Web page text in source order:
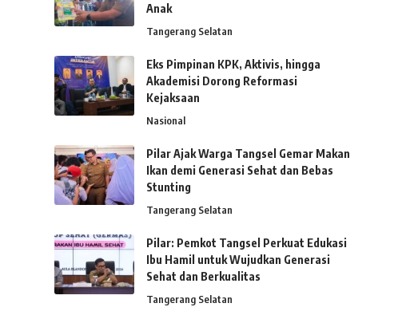
Anak
Tangerang Selatan
Eks Pimpinan KPK, Aktivis, hingga
Akademisi Dorong Reformasi
Kejaksaan
Nasional
Pilar Ajak Warga Tangsel Gemar Makan
Ikan demi Generasi Sehat dan Bebas
Stunting
Tangerang Selatan
Pilar: Pemkot Tangsel Perkuat Edukasi
Ibu Hamil untuk Wujudkan Generasi
Sehat dan Berkualitas
Tangerang Selatan